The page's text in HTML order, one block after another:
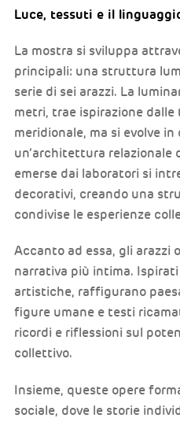
Luce, tessuti e il
La mostra si sviluppa
principali: una struttura
serie di sei arazzi. La
metri, trae ispirazione
meridionale, ma si evolve
un’architettura relazionale
emerse dai laboratori si
decorativi, creando una
condivise le esperienze
Accanto ad essa, gli arazzi
narrativa più intima.
artistiche, raffigurano
figure umane e testi
ricordi e riflessioni sul
collettivo.
Insieme, queste opere
sociale, dove le storie